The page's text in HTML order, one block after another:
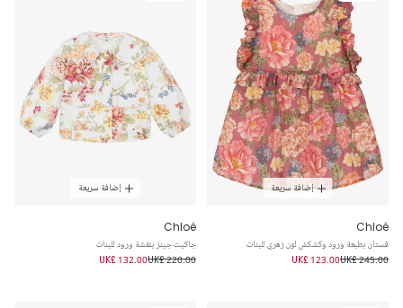
إضافة سريعة
Chloé
فستان بطبعة ورود وكشكش لون زهري للبنات
UK£ 245.00
UK£ 123.00
إضافة سريعة
Chloé
جاكيت جينز بنقشة ورود للبنات
UK£ 220.00
UK£ 132.00